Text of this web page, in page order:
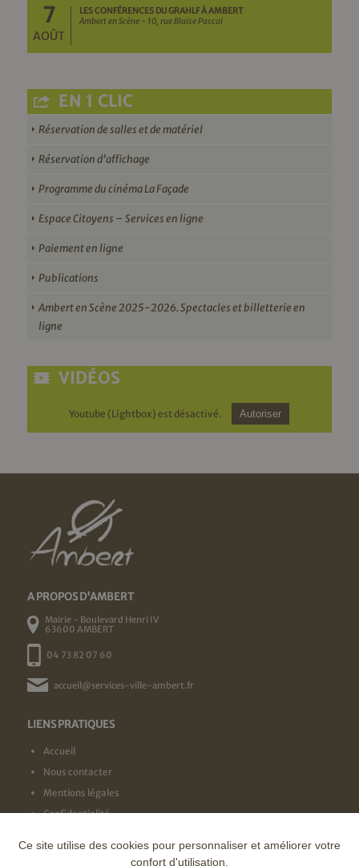
7
AOÛT
LES CONFÉRENCES DU GRAHLF À AMBERT
Ambert en Scène - 10, rue Blaise Pascal
EN 1 CLIC
Réservation de salles et de matériel
Réservation d’affichage
Programme du cinéma La Façade
Espace Citoyens – Services en ligne
Paiement en ligne
Publications
Ambert en Scène 2025-2026. Spectacles et billetterie en
ligne
VIDÉOS
Youtube (Lightbox) est désactivé. Autoriser
A PROPOS D'AMBERT
Mairie - Boulevard Henri IV
63600 AMBERT
04 73 82 07 60
accueil@services-ville-ambert.fr
LIENS PRATIQUES
Accueil
Nous contacter
Mentions légales
Confidentialité
NOS LABELS
Ce site utilise des cookies pour personnaliser et améliorer votre
confort d'utilisation.